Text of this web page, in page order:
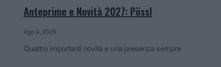
Anteprime e Novità 2027: Pössl
Ago 4, 2026
Quattro importanti novità e una presenza sempre